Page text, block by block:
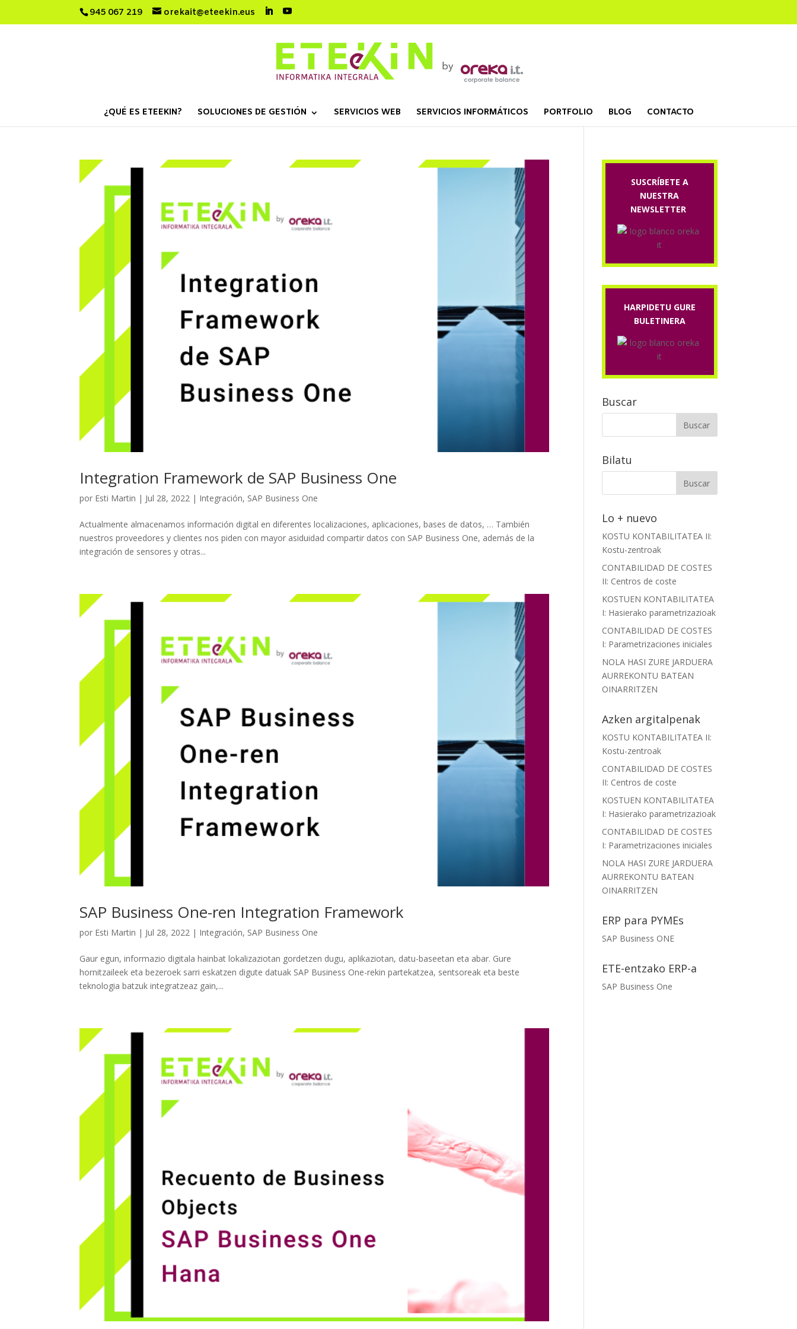
945 067 219 orekait@eteekin.eus
¿QUÉ ES ETEEKIN? SOLUCIONES DE GESTIÓN SERVICIOS WEB SERVICIOS INFORMÁTICOS PORTFOLIO BLOG CONTACTO
Integration Framework de SAP Business One
por Esti Martin | Jul 28, 2022 | Integración, SAP Business One
Actualmente almacenamos información digital en diferentes localizaciones, aplicaciones, bases de datos, … También
nuestros proveedores y clientes nos piden con mayor asiduidad compartir datos con SAP Business One, además de la
integración de sensores y otras...
SAP Business One-ren Integration Framework
por Esti Martin | Jul 28, 2022 | Integración, SAP Business One
Gaur egun, informazio digitala hainbat lokalizaziotan gordetzen dugu, aplikaziotan, datu-baseetan eta abar. Gure
hornitzaileek eta bezeroek sarri eskatzen digute datuak SAP Business One-rekin partekatzea, sentsoreak eta beste
teknologia batzuk integratzeaz gain,...
SUSCRÍBETE A
NUESTRA
NEWSLETTER
HARPIDETU GURE
BULETINERA
Buscar
Bilatu
Lo + nuevo
KOSTU KONTABILITATEA II:
Kostu-zentroak
CONTABILIDAD DE COSTES
II: Centros de coste
KOSTUEN KONTABILITATEA
I: Hasierako parametrizazioak
CONTABILIDAD DE COSTES
I: Parametrizaciones iniciales
NOLA HASI ZURE JARDUERA
AURREKONTU BATEAN
OINARRITZEN
Azken argitalpenak
KOSTU KONTABILITATEA II:
Kostu-zentroak
CONTABILIDAD DE COSTES
II: Centros de coste
KOSTUEN KONTABILITATEA
I: Hasierako parametrizazioak
CONTABILIDAD DE COSTES
I: Parametrizaciones iniciales
NOLA HASI ZURE JARDUERA
AURREKONTU BATEAN
OINARRITZEN
ERP para PYMEs
SAP Business ONE
ETE-entzako ERP-a
SAP Business One